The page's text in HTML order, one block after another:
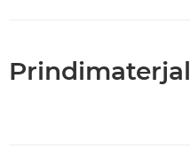
Prindimaterjal